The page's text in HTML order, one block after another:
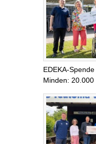
EDEKA-
Minden: 20.000